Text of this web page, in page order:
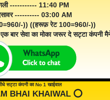
----------- 11:40 PM
---------- 03:00 AM
)) ((हरूफ़ रेट 100=960/-))
बार सेवा का मोका जरूर दे सट्टा कंपनी
सट्टा कंपनी का No 1 खाईवाल
BHAI KHAIWAL ⭕️